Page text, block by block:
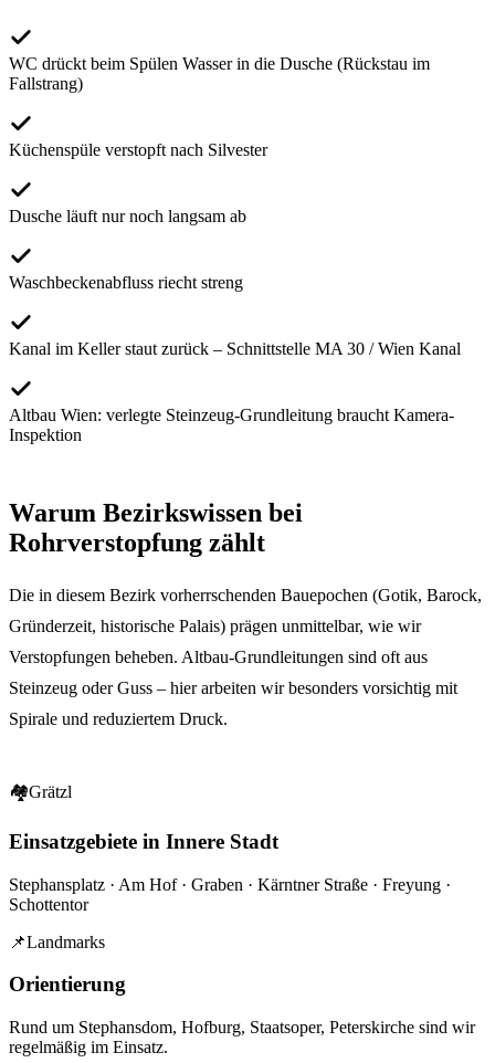
WC drückt beim Spülen Wasser in die Dusche (Rückstau im
Fallstrang)
Küchenspüle verstopft nach Silvester
Dusche läuft nur noch langsam ab
Waschbeckenabfluss riecht streng
Kanal im Keller staut zurück – Schnittstelle MA 30 / Wien Kanal
Altbau Wien: verlegte Steinzeug-Grundleitung braucht Kamera-
Inspektion
Warum Bezirkswissen bei
Rohrverstopfung zählt
Die in diesem Bezirk vorherrschenden Bauepochen (Gotik, Barock,
Gründerzeit, historische Palais) prägen unmittelbar, wie wir
Verstopfungen beheben. Altbau-Grundleitungen sind oft aus
Steinzeug oder Guss – hier arbeiten wir besonders vorsichtig mit
Spirale und reduziertem Druck.
🏘Grätzl
Einsatzgebiete in Innere Stadt
Stephansplatz · Am Hof · Graben · Kärntner Straße · Freyung ·
Schottentor
📌Landmarks
Orientierung
Rund um Stephansdom, Hofburg, Staatsoper, Peterskirche sind wir
regelmäßig im Einsatz.